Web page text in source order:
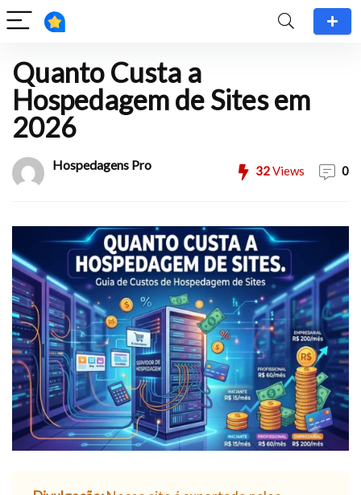
Quanto Custa a
Hospedagem de Sites em
2026
Hospedagens Pro 32Views 0